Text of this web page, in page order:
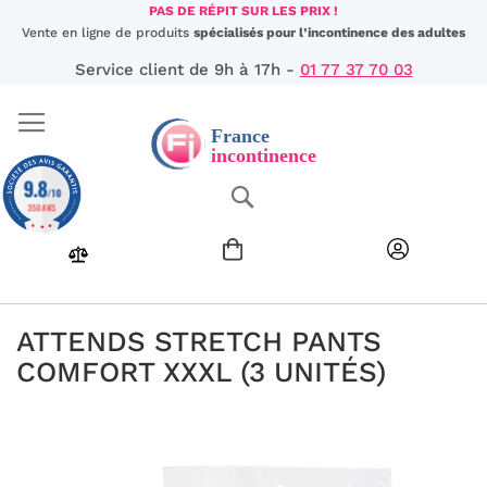
Aller
au
PAS DE RÉPIT SUR LES PRIX !
Vente en ligne de produits spécialisés pour l’incontinence des adultes
Service client de 9h à 17h - 01 77 37 70 03
ATTENDS STRETCH PANTS
COMFORT XXXL (3 UNITÉS)
9.8/10
350 AVIS